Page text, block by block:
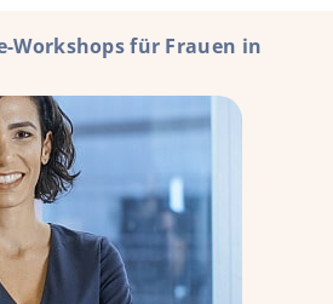
Workshops für Frauen in